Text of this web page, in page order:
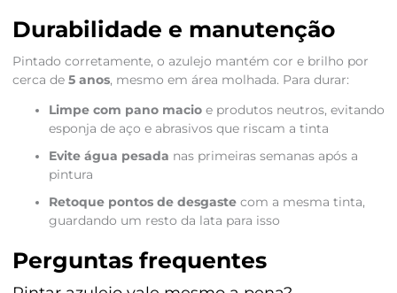
Durabilidade e manutenção
Pintado corretamente, o azulejo mantém cor e brilho por
cerca de 5 anos, mesmo em área molhada. Para durar:
Limpe com pano macioe produtos neutros, evitando
esponja de aço e abrasivos que riscam a tinta
Evite água pesada nas primeiras semanas após a
pintura
Retoque pontos de desgastecom a mesma tinta,
guardando um resto da lata para isso
Perguntas frequentes